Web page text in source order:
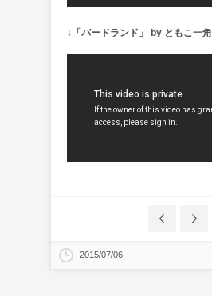
↓「 バードランド」 by ともこ一角
2015/07/06